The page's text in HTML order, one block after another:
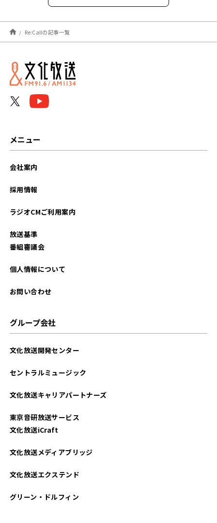
2025年05月
Re:Callの記事一覧
メニュー
会社案内
採用情報
ラジオCMご利用案内
放送基準
番組審議会
個人情報について
お問い合わせ
グループ会社
文化放送開発センター
セントラルミュージック
文化放送キャリアパートナーズ
東京音研放送サービス
文化放送iCraft
文化放送メディアブリッジ
文化放送エクステンド
グリーン・ドルフィン